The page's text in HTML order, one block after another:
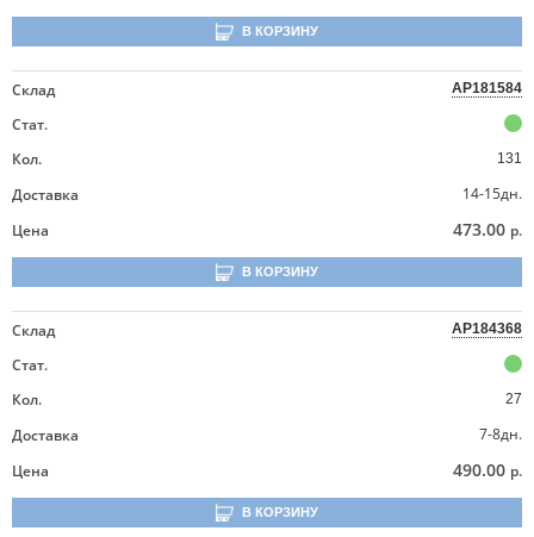
В КОРЗИНУ
Склад AP181584
Стат.
Кол.
131
Доставка
14-15дн.
Цена
473.00 р.
В КОРЗИНУ
Склад AP184368
Стат.
Кол.
27
Доставка
7-8дн.
Цена
490.00 р.
В КОРЗИНУ